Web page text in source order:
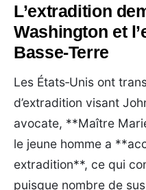
L’extradition
Washington et
Basse‑Terre
Les États‑Unis ont
d’extradition visant
avocate, **Maître
le jeune homme a
extradition**, ce qui
puisque nombre de